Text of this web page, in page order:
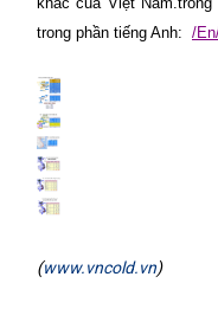
trong phần tiếng Anh: /
(www.vncold.vn)